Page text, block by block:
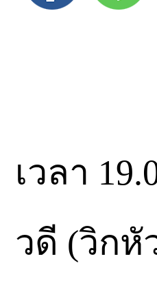
เวลา
วดี (วิก